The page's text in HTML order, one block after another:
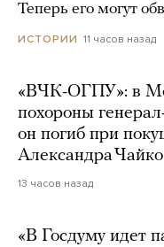
Теперь его могут
ИСТОРИИ 11 часов назад
«ВЧК-ОГПУ»: в
похороны
он погиб при
Александра Чайко
13 часов назад
«В Госдуму идет